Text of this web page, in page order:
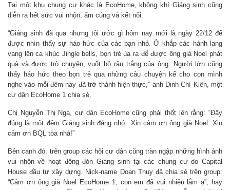
Tại một khu chung cư khác là EcoHome, không khí Giáng sinh cũng
diễn ra hết sức vui nhộn, ấm cúng và kết nối.
“Giáng sinh đã qua nhưng tôi ước gì hôm nay mới là ngày 22/12 để
được nhìn thấy sự háo hức của các bạn nhỏ. Ở khắp các hành lang
vang lên ca khúc Jingle bells, bọn trẻ ùa ra để được ông già Noel phát
quà và được trò chuyện, vuốt bộ râu trắng của ông. Người lớn cũng
thấy háo hức theo bọn trẻ qua những câu chuyện kể cho con mình
nghe vào mỗi đêm nay đã trở thành hiện thực,” anh Đinh Chí Kiên, một
cư dân EcoHome 1 chia sẻ.
Chị Nguyễn Thị Nga, cư dân EcoHome cũng phải thốt lên rằng: “Đây
đúng là một đêm Giáng sinh đáng nhớ. Xin cảm ơn ông già Noel. Xin
cảm ơn BQL tòa nhà!”
Bên cạnh đó, trên group các hội cư dân cũng tràn ngập những hình ảnh
vui nhộn về hoạt động đón Giáng sinh tại các chung cư do Capital
House đầu tư xây dựng. Nick-name Doan Thuy đã chia sẻ trên group:
“Cảm ơn ông già Noel EcoHome 1, con em đã vui nhiều lắm ạ”, hay